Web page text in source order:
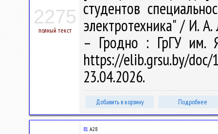
2275
полный текст
студентов
электротехника" / И.
– Гродно : ГрГУ им.
https://elib.grsu.by/
23.04.2026.
Добавить в корзину Подробнее
81 А28